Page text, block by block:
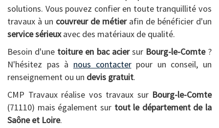
solutions. Vous pouvez confier en toute tranquillité vos
travaux à un couvreur de métierafin de bénéficier d'un
service sérieuxavec des matériaux de qualité.
Besoin d'une toiture en bac aciersur Bourg-le-Comte?
N'hésitez pas à nous contacterpour un conseil, un
renseignement ou un devis gratuit.
CMP Travaux réalise vos travaux sur Bourg-le-Comte
(71110) mais également sur tout le département de la
Saône et Loire.